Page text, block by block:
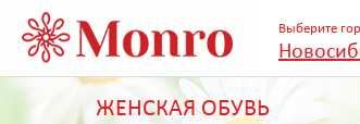
Выберите
ЖЕНСКАЯ ОБУВЬ